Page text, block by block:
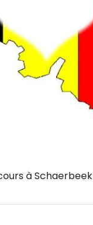
à Schaerbeek